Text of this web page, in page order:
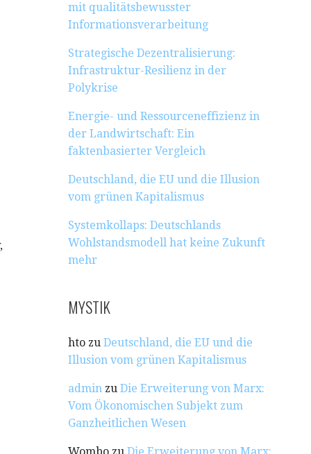
,
mit qualitätsbewusster
Informationsverarbeitung
Strategische Dezentralisierung:
Infrastruktur-Resilienz in der
Polykrise
Energie- und Ressourceneffizienz in
der Landwirtschaft: Ein
faktenbasierter Vergleich
Deutschland, die EU und die Illusion
vom grünen Kapitalismus
Systemkollaps: Deutschlands
Wohlstandsmodell hat keine Zukunft
mehr
MYSTIK
hto zuDeutschland, die EU und die
Illusion vom grünen Kapitalismus
admin zuDie Erweiterung von Marx:
Vom Ökonomischen Subjekt zum
Ganzheitlichen Wesen